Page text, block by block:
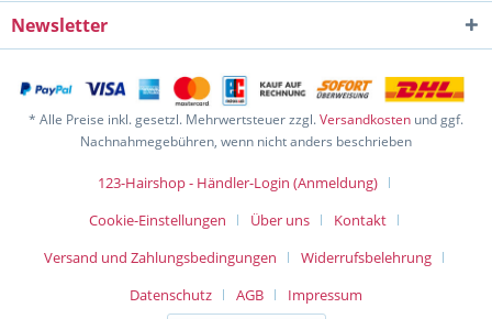
Newsletter
* Alle Preise inkl. gesetzl. Mehrwertsteuer zzgl.Versandkosten und ggf.
Nachnahmegebühren, wenn nicht anders beschrieben
123-Hairshop - Händler-Login (Anmeldung)
Cookie-Einstellungen
Über uns
Kontakt
Versand und Zahlungsbedingungen
Widerrufsbelehrung
Datenschutz
AGB Impressum